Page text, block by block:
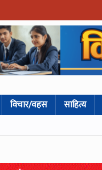
विचार/वहस साहित्य